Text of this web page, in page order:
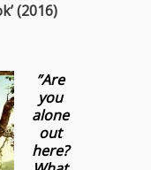
(2016)
”Are
you
alone
out
here?